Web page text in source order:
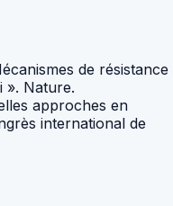
de résistance
». Nature.
approches en
international de